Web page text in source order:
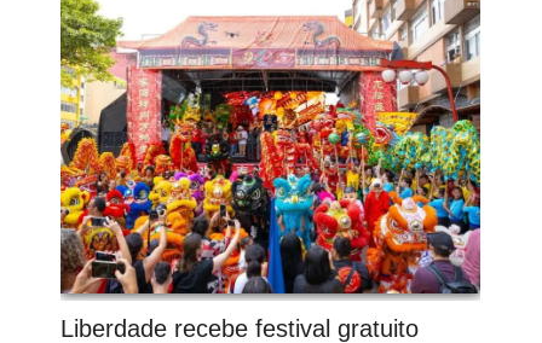
Liberdade recebe festival gratuito